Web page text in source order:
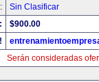
Sin Clasificar
$900.00
Serán consideradas